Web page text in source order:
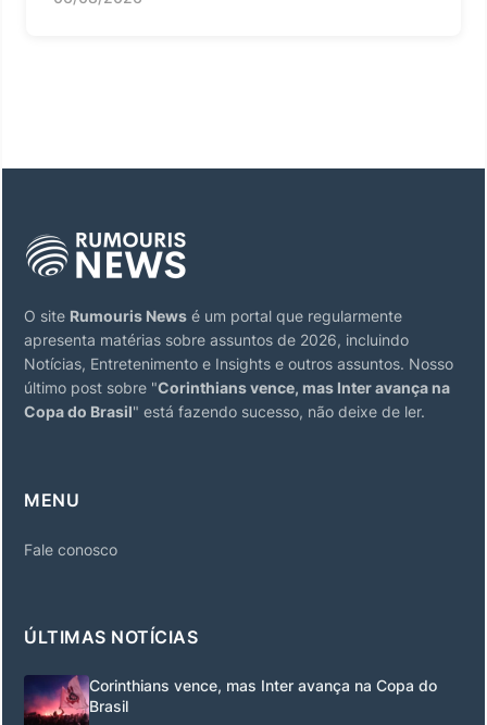
O site Rumouris News é um portal que regularmente
apresenta matérias sobre assuntos de 2026, incluindo
Notícias, Entretenimento e Insights e outros assuntos. Nosso
último post sobre "Corinthians vence, mas Inter avança na
Copa do Brasil" está fazendo sucesso, não deixe de ler.
MENU
Fale conosco
ÚLTIMAS NOTÍCIAS
Corinthians vence, mas Inter avança na Copa do
Brasil